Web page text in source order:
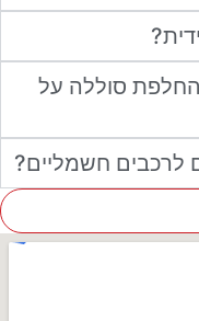
סוללה על
לרכבים חשמליים?